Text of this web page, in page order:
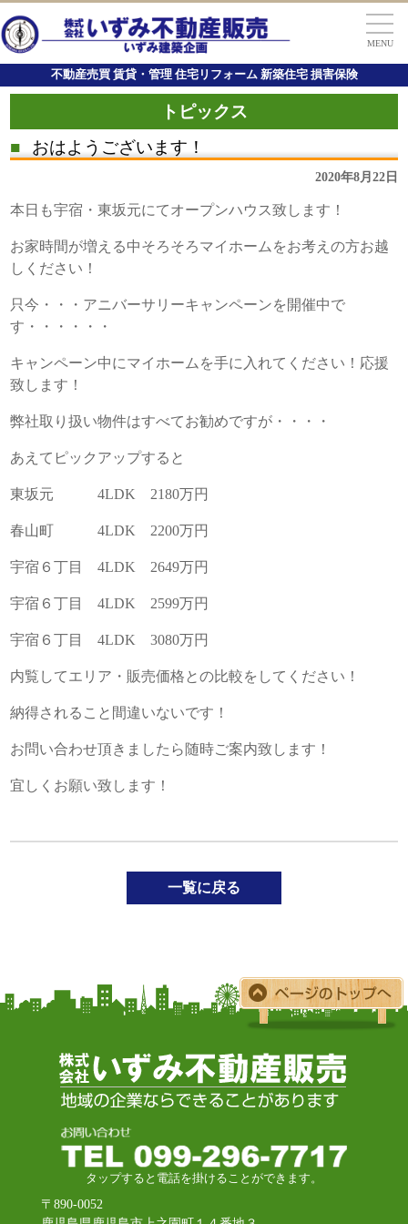
MENU
不動産売買 賃貸・管理 住宅リフォーム 新築住宅 損害保険
トピックス
■
おはようございます！
2020年8月22日
本日も宇宿・東坂元にてオープンハウス致します！
お家時間が増える中そろそろマイホームをお考えの方お越
しください！
只今・・・アニバーサリーキャンペーンを開催中で
す・・・・・・
キャンペーン中にマイホームを手に入れてください！応援
致します！
弊社取り扱い物件はすべてお勧めですが・・・・
あえてピックアップすると
東坂元 4LDK 2180万円
春山町 4LDK 2200万円
宇宿６丁目 4LDK 2649万円
宇宿６丁目 4LDK 2599万円
宇宿６丁目 4LDK 3080万円
内覧してエリア・販売価格との比較をしてください！
納得されること間違いないです！
お問い合わせ頂きましたら随時ご案内致します！
宜しくお願い致します！
一覧に戻る
タップすると電話を掛けることができます。
〒890-0052